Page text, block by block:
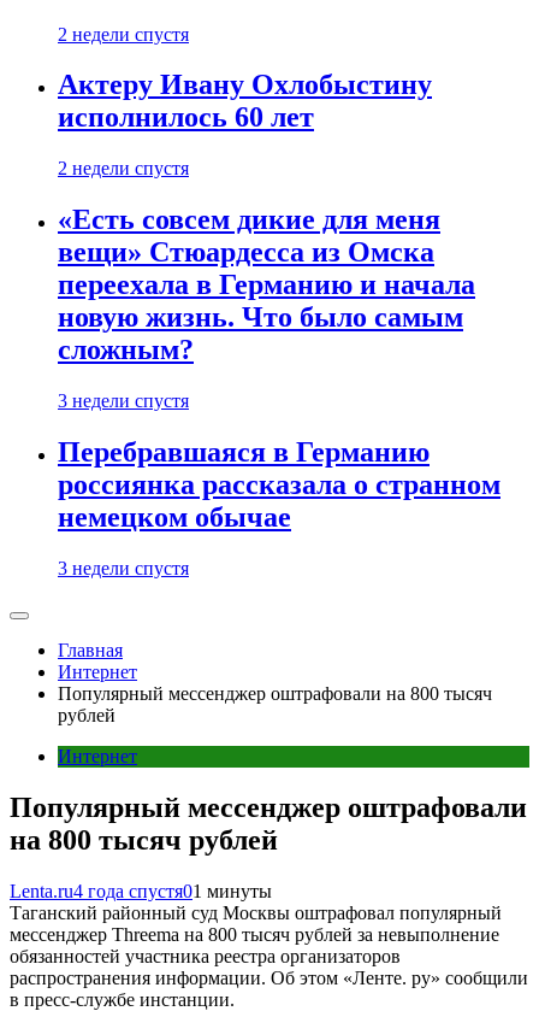
2 недели спустя
Актеру Ивану Охлобыстину
исполнилось 60 лет
2 недели спустя
«Есть совсем дикие для меня
вещи» Стюардесса из Омска
переехала в Германию и начала
новую жизнь. Что было самым
сложным?
3 недели спустя
Перебравшаяся в Германию
россиянка рассказала о странном
немецком обычае
3 недели спустя
Главная
Интернет
Популярный мессенджер оштрафовали на 800 тысяч
рублей
Интернет
Популярный мессенджер оштрафовали
на 800 тысяч рублей
Lenta.ru4 года спустя01 минуты
Таганский районный суд Москвы оштрафовал популярный
мессенджер Threema на 800 тысяч рублей за невыполнение
обязанностей участника реестра организаторов
распространения информации. Об этом «Ленте. ру» сообщили
в пресс-службе инстанции.